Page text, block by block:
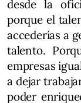
desde la
porque el
accederías a
talento.
empresas
a dejar
poder